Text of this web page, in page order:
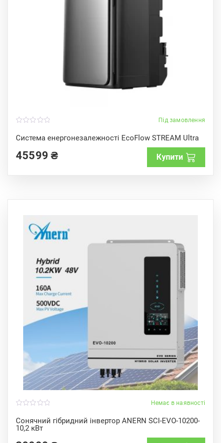
Під замовлення
Система енергонезалежності EcoFlow STREAM Ultra
o
u
o
f
45599₴ Купити
Немає в наявності
Сонячний гібридний інвертор ANERN SCI-EVO-10200-
10,2 кВт
o
u
t
f